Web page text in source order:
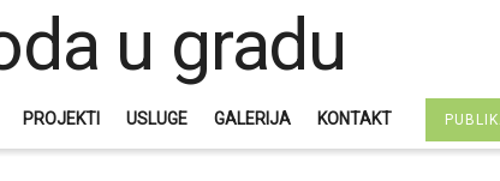
PROJEKTI USLUGE GALERIJA KONTAKT